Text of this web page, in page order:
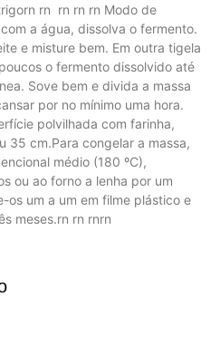
rn rn rn rn Modo de
a água, dissolva o fermento.
e misture bem. Em outra tigela
o fermento dissolvido até
Sove bem e divida a massa
por no mínimo uma hora.
polvilhada com farinha,
35 cm.Para congelar a massa,
médio (180 ºC),
ou ao forno a lenha por um
os um a um em filme plástico e
meses.rn rn rnrn